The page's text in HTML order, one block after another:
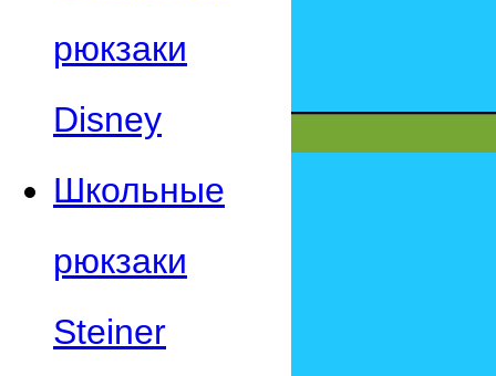
рюкзаки
Disney
Школьные
рюкзаки
Steiner